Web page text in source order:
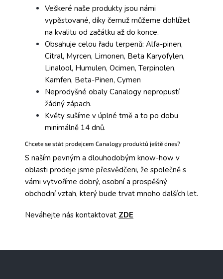
Veškeré naše produkty jsou námi
vypěstované, díky čemuž můžeme dohlížet
na kvalitu od začátku až do konce.
Obsahuje celou řadu terpenů: Alfa-pinen,
Citral, Myrcen, Limonen, Beta Karyofylen,
Linalool, Humulen, Ocimen, Terpinolen,
Kamfen, Beta-Pinen, Cymen
Neprodyšné obaly Canalogy nepropustí
žádný zápach.
Květy sušíme v úplné tmě a to po dobu
minimálně 14 dnů.
Chcete se stát prodejcem Canalogy produktů ještě dnes?
S naším pevným a dlouhodobým know-how v
oblasti prodeje jsme přesvědčeni, že společně s
vámi vytvoříme dobrý, osobní a prospěšný
obchodní vztah, který bude trvat mnoho dalších let.
Neváhejte nás kontaktovat ZDE